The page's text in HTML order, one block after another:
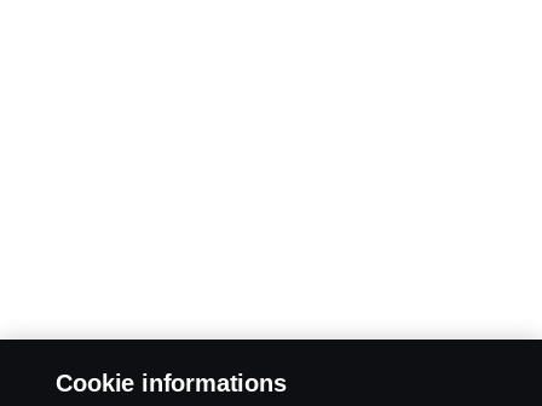
Cookie informations